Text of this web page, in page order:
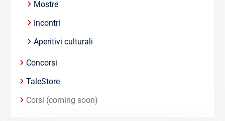
Mostre
Incontri
Aperitivi culturali
Concorsi
TaleStore
Corsi (coming soon)